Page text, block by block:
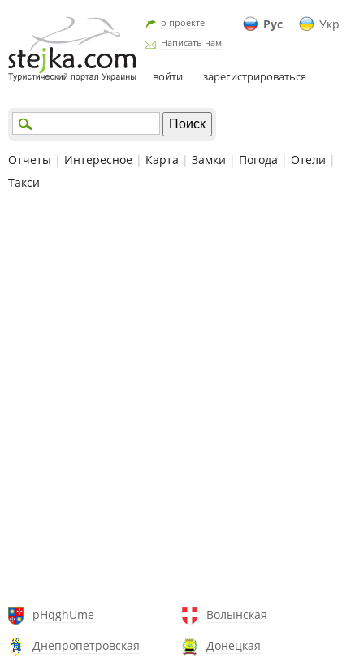
Рус Укр
о проекте
Написать нам
войти зарегистрироваться
Отчеты | Интересное | Карта | Замки | Погода | Отели |
Такси
pHqghUme
Волынская
Днепропетровская
Донецкая